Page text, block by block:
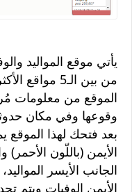
يأتي موقع المواليد
من بين الـ5
الموقع من معلومات
وقوعها وفي مكان
بعد فتحك لهذا الموقع
الأيمن (باللّون الأحمر)
الجانب الأيسر
الأيمن الوفيات ويتم